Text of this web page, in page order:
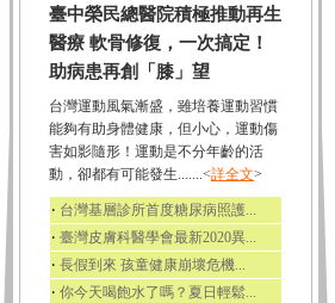
臺中榮民總醫院積極推動再生
醫療 軟骨修復，一次搞定！
助病患再創「膝」望
台灣運動風氣漸盛，雖培養運動習慣
能夠有助身體健康，但小心，運動傷
害如影隨形！運動是不分年齡的活
動，卻都有可能發生.......<詳全文>
‧ 台灣基層診所首度糖尿病照護...
‧ 臺灣皮膚科醫學會最新2020異...
‧ 長假到來 孩童健康崩壞危機...
‧ 你今天喝飽水了嗎？夏日輕鬆...